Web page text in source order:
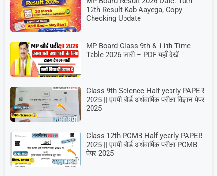
12th Result Kab Aayega, Copy
Checking Update
MP Board Class 9th & 11th Time
Table 2026 जारी – PDF यहाँ देखें
Class 9th Science Half yearly PAPER
2025 || एमपी बोर्ड अर्धवार्षिक परीक्षा विज्ञान पेपर
2025
Class 12th PCMB Half yearly PAPER
2025 || एमपी बोर्ड अर्धवार्षिक परीक्षा PCMB
पेपर 2025